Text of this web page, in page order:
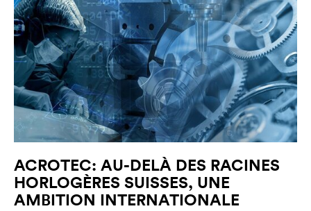
ACROTEC: AU-DELÀ DES RACINES
HORLOGÈRES SUISSES, UNE
AMBITION INTERNATIONALE